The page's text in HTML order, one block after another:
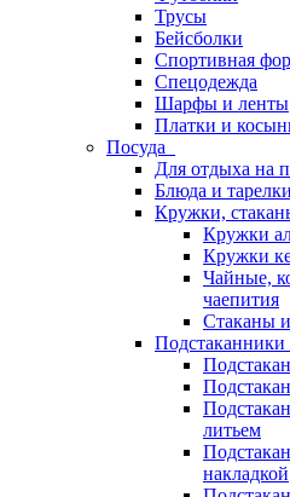
Трусы
Бейсболки
Спортивная
Спецодежда
Шарфы и ленты
Платки и
Посуда
Для отдыха на
Блюда и тарелки
Кружки,
Кружки
Кружки
Чайные,
чаепития
Стаканы
Подстаканники
литьем
накладкой